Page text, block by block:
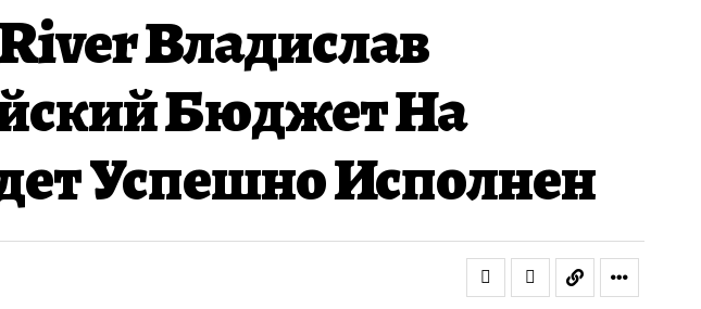
Владислав
Бюджет На
Успешно Исполнен